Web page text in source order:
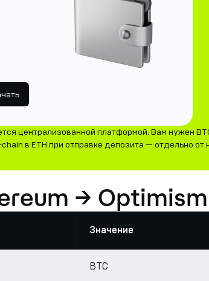
централизованной платформой. Вам нужен
в ETH при отправке депозита — отдельно от
→ Optimism
Значение
BTC